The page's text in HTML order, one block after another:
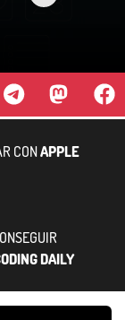
CONAPPLE
DAILY